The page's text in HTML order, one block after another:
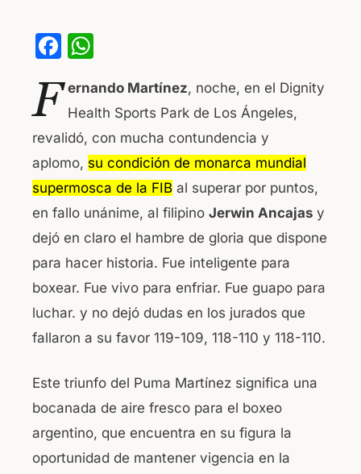
F
c
e
b
o
o
k
at
s
A
p
p
F ernando Martínez, noche, en el Dignity
Health Sports Park de Los Ángeles,
revalidó, con mucha contundencia y
aplomo, su condición de monarca mundial
supermosca de la FIB al superar por puntos,
en fallo unánime, al filipino Jerwin Ancajas y
dejó en claro el hambre de gloria que dispone
para hacer historia. Fue inteligente para
boxear. Fue vivo para enfriar. Fue guapo para
luchar. y no dejó dudas en los jurados que
fallaron a su favor 119-109, 118-110 y 118-110.
Este triunfo del Puma Martínez significa una
bocanada de aire fresco para el boxeo
argentino, que encuentra en su figura la
oportunidad de mantener vigencia en la